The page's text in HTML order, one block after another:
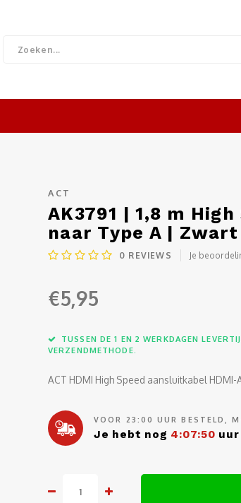
ACT
AK3791 | 1,8 m
naar Type A | Zwart
0 REVIEWS Je
€5,95
TUSSEN DE 1 EN 2 WERKDAGEN
VERZENDMETHODE.
ACT HDMI High Speed aansluitkabel HDMI-
VOOR 23:00 UUR BESTELD,
Je hebt nog 4:07:50